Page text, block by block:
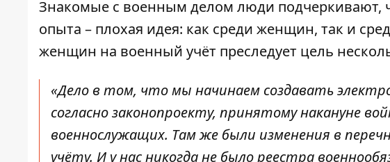
Знакомые с военным делом люди подчеркивают,
опыта – плохая идея: как среди женщин, так и
женщин на военный учёт преследует цель
«Дело в том, что мы начинаем создавать
согласно законопроекту, принятому накануне
военнослужащих. Там же были изменения в
учёту. И у нас никогда не было реестра